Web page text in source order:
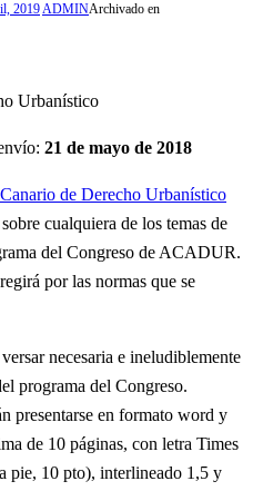
2019ADMINArchivado en
21 de mayo de 2018
de Derecho Urbanístico
cualquiera de los temas de
del Congreso de ACADUR.
por las normas que se
necesaria e ineludiblemente
programa del Congreso.
presentarse en formato word y
de 10 páginas, con letra Times
pie, 10 pto), interlineado 1,5 y